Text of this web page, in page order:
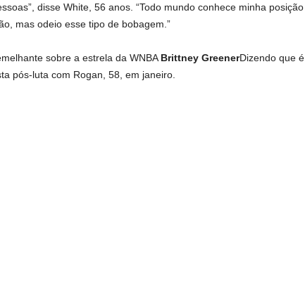
disse White, 56 anos. “Todo mundo conhece minha posição
mas odeio esse tipo de bobagem.”
sobre a estrela da WNBA Brittney GreenerDizendo que é
pós-luta com Rogan, 58, em janeiro.